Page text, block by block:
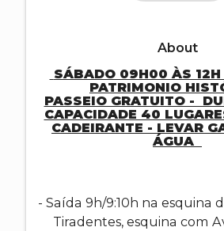
About
PATRIMONIO
PASSEIO GRATUITO -
CAPACIDADE 40
CADEIRANTE - LEVAR
ÁGUA
- Saída 9h/9:10h na esquina
Tiradentes, esquina com